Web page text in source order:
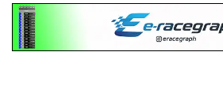
KDO - F6
Ciudad de Trenque Lauquen (Asfalto)
Trenque Lauquen (Buenos Aires)